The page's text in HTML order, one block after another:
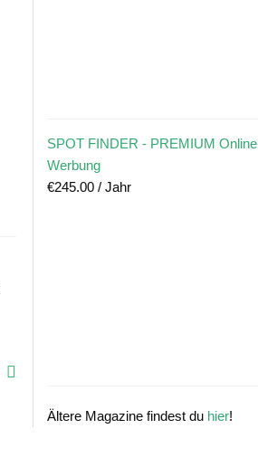
SPOT FINDER - PREMIUM Online
Werbung
€245.00 / Jahr
Ältere Magazine findest du hier!